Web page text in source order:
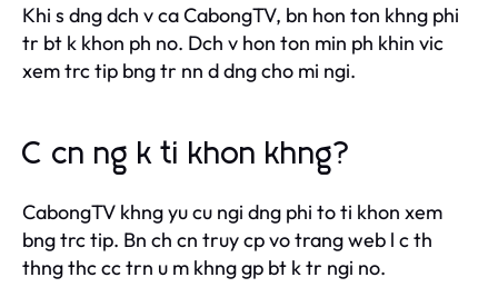
Khi s dng dch v ca CabongTV, bn hon ton khng phi
tr bt k khon ph no. Dch v hon ton min ph khin vic
xem trc tip bng tr nn d dng cho mi ngi.
C cn ng k ti khon khng?
CabongTV khng yu cu ngi dng phi to ti khon xem
bng trc tip. Bn ch cn truy cp vo trang web l c th
thng thc cc trn u m khng gp bt k tr ngi no.